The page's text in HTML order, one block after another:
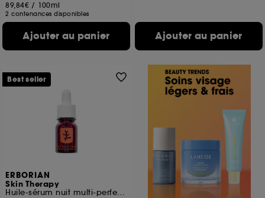
89,84€ / 100ml
2 contenances disponibles
Ajouter au panier Ajouter au panier
ERBORIAN
Skin Therapy
Huile-sérum nuit multi-perfectrice
Best seller